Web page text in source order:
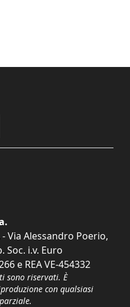
Via Alessandro Poerio,
Soc. i.v. Euro
e REA VE-454332
sono riservati. È
con qualsiasi